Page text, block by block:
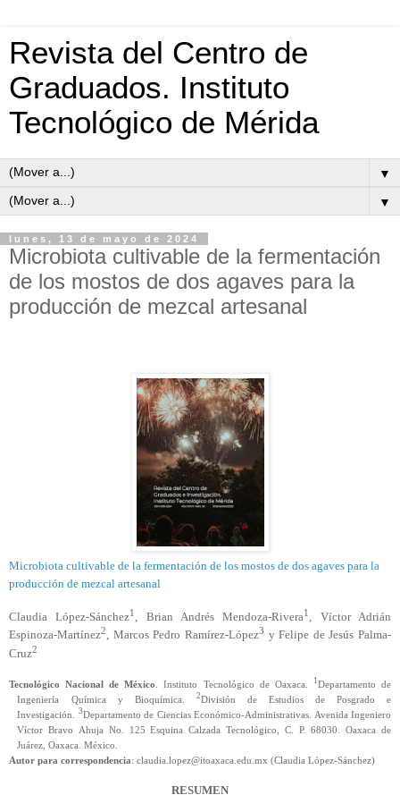
Revista del Centro de
Graduados. Instituto
Tecnológico de Mérida
▼
▼
lunes, 13 de mayo de 2024
Microbiota cultivable de la fermentación
de los mostos de dos agaves para la
producción de mezcal artesanal
Microbiota cultivable de la fermentación de los mostos de dos agaves para la
producción de mezcal artesanal
Claudia López-Sánchez1 , Brian Andrés Mendoza-Rivera1
, Víctor Adrián
Espinoza-Martínez2, Marcos Pedro Ramírez-López3 y Felipe de Jesús Palma-
Cruz2
Tecnológico Nacional de México Instituto Tecnológico de Oaxaca. 1Departamento de
Ingeniería Química y Bioquímica. 2División de Estudios de Posgrado e
Investigación. 3Departamento de Ciencias Económico-Administrativas. Avenida Ingeniero
Víctor Bravo Ahuja No. 125 Esquina Calzada Tecnológico, C. P. 68030. Oaxaca de
Juárez, Oaxaca. México.
Autor para correspondencia: claudia.lopez@itoaxaca.edu.mx (Claudia López-Sánchez)
RESUMEN